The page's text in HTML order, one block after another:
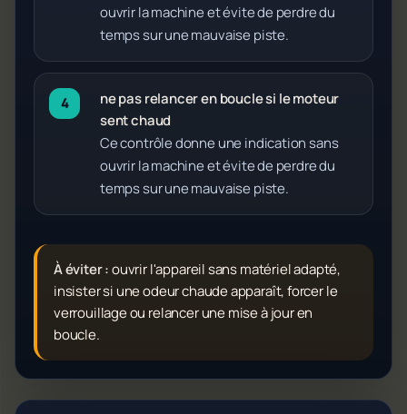
ouvrir la machine et évite de perdre du
temps sur une mauvaise piste.
ne pas relancer en boucle si le moteur
sent chaud
Ce contrôle donne une indication sans
ouvrir la machine et évite de perdre du
temps sur une mauvaise piste.
À éviter :ouvrir l'appareil sans matériel adapté,
insister si une odeur chaude apparaît, forcer le
verrouillage ou relancer une mise à jour en
boucle.